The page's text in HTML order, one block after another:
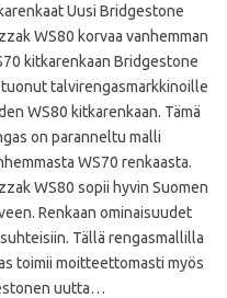
Uusi Bridgestone
WS80 korvaa vanhemman
kitkarenkaan Bridgestone
talvirengasmarkkinoille
WS80 kitkarenkaan. Tämä
on paranneltu malli
WS70 renkaasta.
WS80 sopii hyvin Suomen
Renkaan ominaisuudet
Tällä rengasmallilla
toimii moitteettomasti myös
uutta…